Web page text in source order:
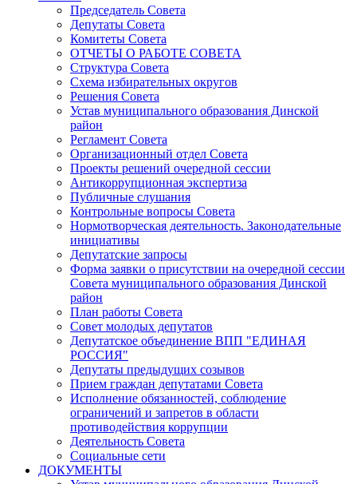
Председатель Совета
Депутаты Совета
Комитеты Совета
ОТЧЕТЫ О РАБОТЕ СОВЕТА
Структура Совета
Схема избирательных округов
Решения Совета
Устав муниципального образования Динской
район
Регламент Совета
Организационный отдел Совета
Проекты решений очередной сессии
Антикоррупционная экспертиза
Публичные слушания
Контрольные вопросы Совета
Нормотворческая деятельность. Законодательные
инициативы
Депутатские запросы
Форма заявки о присутствии на очередной сессии
Совета муниципального образования Динской
район
План работы Совета
Совет молодых депутатов
Депутатское объединение ВПП "ЕДИНАЯ
РОССИЯ"
Депутаты предыдущих созывов
Прием граждан депутатами Совета
Исполнение обязанностей, соблюдение
ограничений и запретов в области
противодействия коррупции
Деятельность Совета
Социальные сети
ДОКУМЕНТЫ